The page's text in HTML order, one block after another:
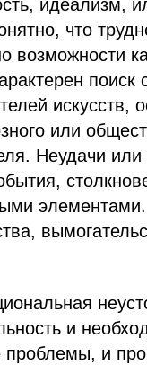
идеализм,
что
возможности
поиск
искусств,
или
Неудачи или
и
и